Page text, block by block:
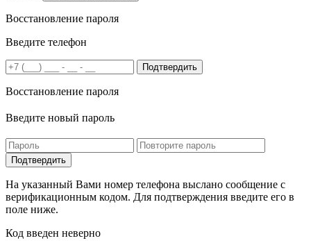
Восстановление пароля
Введите телефон
Подтвердить
Восстановление пароля
Введите новый пароль
На указанный Вами номер телефона выслано сообщение с
верификационным кодом. Для подтверждения введите его в
поле ниже.
Код введен неверно